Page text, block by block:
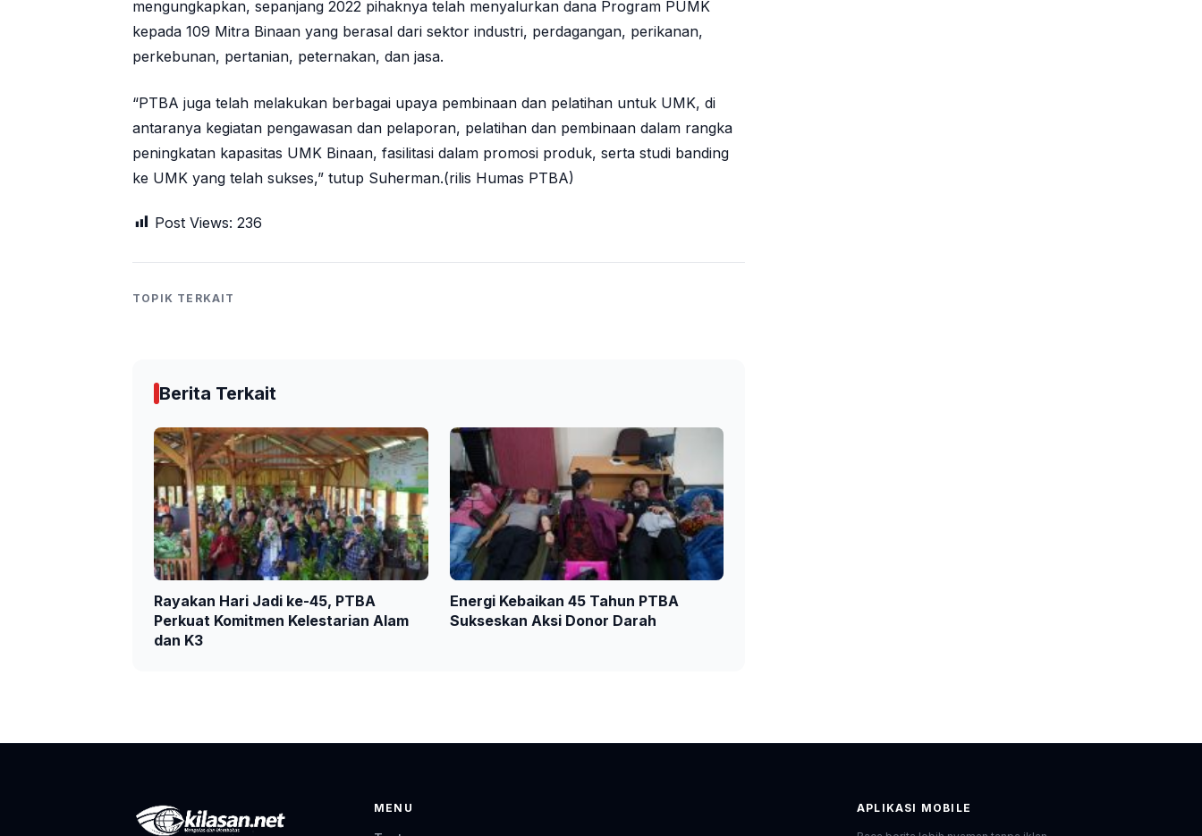
mengungkapkan, sepanjang 2022 pihaknya telah menyalurkan dana Program PUMK
kepada 109 Mitra Binaan yang berasal dari sektor industri, perdagangan, perikanan,
perkebunan, pertanian, peternakan, dan jasa.
“PTBA juga telah melakukan berbagai upaya pembinaan dan pelatihan untuk UMK, di
antaranya kegiatan pengawasan dan pelaporan, pelatihan dan pembinaan dalam rangka
peningkatan kapasitas UMK Binaan, fasilitasi dalam promosi produk, serta studi banding
ke UMK yang telah sukses,” tutup Suherman.(rilis Humas PTBA)
Post Views: 236
TOPIK TERKAIT
Berita Terkait
Rayakan Hari Jadi ke-45, PTBA
Perkuat Komitmen Kelestarian Alam
dan K3
Energi Kebaikan 45 Tahun PTBA
Sukseskan Aksi Donor Darah
MENU APLIKASI MOBILE